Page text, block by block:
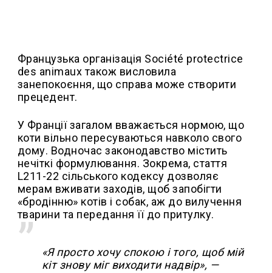
Французька організація Société protectrice
des animaux також висловила
занепокоєння, що справа може створити
прецедент.
У Франції загалом вважається нормою, що
коти вільно пересуваються навколо свого
дому. Водночас законодавство містить
нечіткі формулювання. Зокрема, стаття
L211-22 сільського кодексу дозволяє
мерам вживати заходів, щоб запобігти
«бродінню» котів і собак, аж до вилучення
тварини та передання її до притулку.
«Я просто хочу спокою і того, щоб мій
кіт знову міг виходити надвір», —